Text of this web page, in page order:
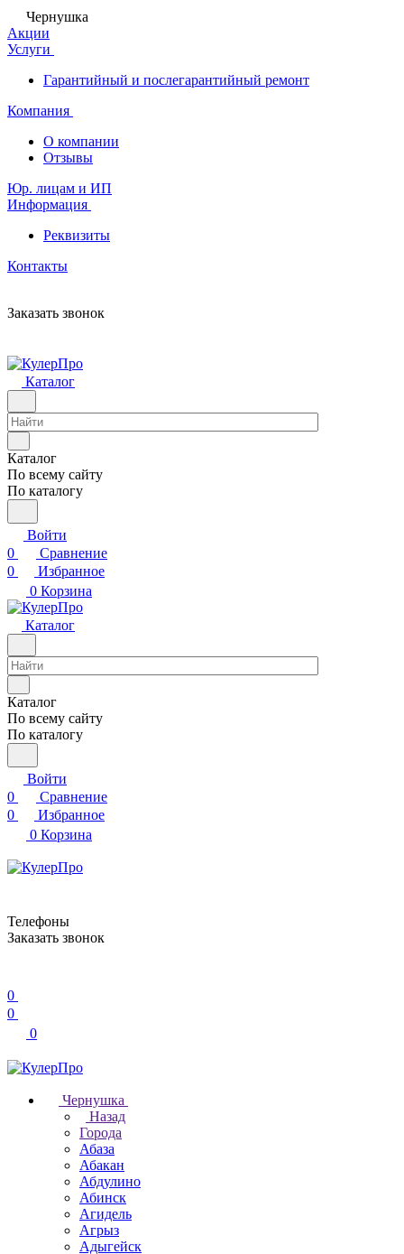
Чернушка
Акции
Услуги
Гарантийный и послегарантийный ремонт
Компания
О компании
Отзывы
Юр. лицам и ИП
Информация
Реквизиты
Контакты
Заказать звонок
Каталог
Каталог
По всему сайту
По каталогу
Войти
0
Сравнение
0
Избранное
0 Корзина
Каталог
Каталог
По всему сайту
По каталогу
Войти
0
Сравнение
0
Избранное
0 Корзина
Телефоны
Заказать звонок
0
0
0
Чернушка
Назад
Города
Абаза
Абакан
Абдулино
Абинск
Агидель
Агрыз
Адыгейск